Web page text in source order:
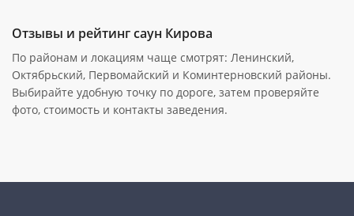
Отзывы и рейтинг саун Кирова
По районам и локациям чаще смотрят: Ленинский,
Октябрьский, Первомайский и Коминтерновский районы.
Выбирайте удобную точку по дороге, затем проверяйте
фото, стоимость и контакты заведения.